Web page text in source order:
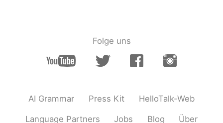
"you don't belong here"라는 인식이 참 안
타까운 거 같아요
@Jeongyeon Jayne 정연 Ugh seriously
it's so frustrating! And the worst part is
Folge uns
AI Grammar Press Kit HelloTalk-Web
Language Partners Jobs Blog Über